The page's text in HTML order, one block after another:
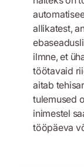
allikatest,
ilmne, et
töötavaid
aitab
tulemused
inimestel
tööpäeva